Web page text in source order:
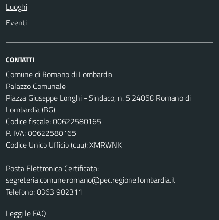
Luoghi
Eventi
CONTATTI
Comune di Romano di Lombardia
Palazzo Comunale
Piazza Giuseppe Longhi - Sindaco, n. 5 24058 Romano di
Lombardia (BG)
Codice fiscale: 00622580165
P. IVA: 00622580165
Codice Unico Ufficio (cuu): XMRWNK
Posta Elettronica Certificata:
segreteria.comune.romano@pec.regione.lombardia.it
Telefono: 0363 982311
Leggi le FAQ